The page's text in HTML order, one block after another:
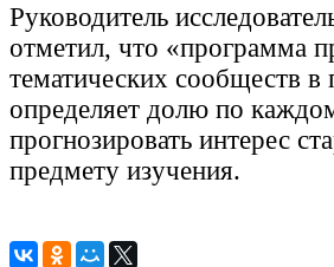
Руководитель
отметил, что «программа
тематических сообществ в
определяет долю по
прогнозировать интерес
предмету изучения.